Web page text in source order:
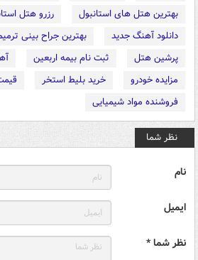
بهترین هتل های استانبول
رزرو هتل
دانلود آهنگ جدید
بهترین جراح بینی
پرشین هتل
ثبت نام بیمه اربعین
مزایده خودرو
خرید بلیط استخر
فروشنده مواد شیمیایی
نظر شما
نام
ایمیل
نظر شما *